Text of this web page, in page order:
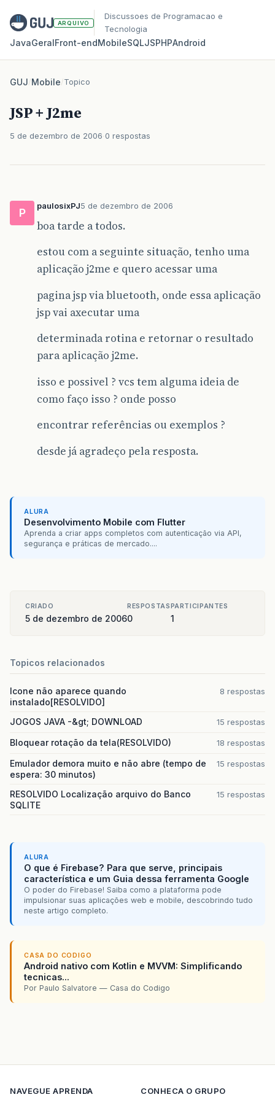
ARQUIVO
Discussoes de Programacao e
Tecnologia
JavaGeralFront‑endMobileSQLJSPHPAndroid
GUJ/Mobile/Topico
JSP + J2me
5 de dezembro de 2006 0 respostas
P
paulosixPJ5 de dezembro de 2006
boa tarde a todos.
estou com a seguinte situação, tenho uma
aplicação j2me e quero acessar uma
pagina jsp via bluetooth, onde essa aplicação
jsp vai axecutar uma
determinada rotina e retornar o resultado
para aplicação j2me.
isso e possivel ? vcs tem alguma ideia de
como faço isso ? onde posso
encontrar referências ou exemplos ?
desde já agradeço pela resposta.
ALURA
Desenvolvimento Mobile com Flutter
Aprenda a criar apps completos com autenticação via API,
segurança e práticas de mercado....
CRIADO
5 de dezembro de 2006
RESPOSTAS
0
PARTICIPANTES
1
Topicos relacionados
Icone não aparece quando
instalado[RESOLVIDO]
8 respostas
JOGOS JAVA -&gt; DOWNLOAD 15 respostas
Bloquear rotação da tela(RESOLVIDO) 18 respostas
Emulador demora muito e não abre (tempo de
espera: 30 minutos)
15 respostas
RESOLVIDO Localização arquivo do Banco
SQLITE
15 respostas
ALURA
O que é Firebase? Para que serve, principais
característica e um Guia dessa ferramenta Google
O poder do Firebase! Saiba como a plataforma pode
impulsionar suas aplicações web e mobile, descobrindo tudo
neste artigo completo.
CASA DO CODIGO
Android nativo com Kotlin e MVVM: Simplificando
tecnicas...
Por Paulo Salvatore — Casa do Codigo
NAVEGUE APRENDA CONHECA O GRUPO